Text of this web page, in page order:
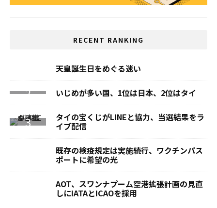
RECENT RANKING
天皇誕生日をめぐる迷い
いじめが多い国、1位は日本、2位はタイ
タイの宝くじがLINEと協力、当選結果をラ
イブ配信
既存の検疫規定は実施続行、ワクチンパス
ポートに希望の光
AOT、スワンナプーム空港拡張計画の見直
しにIATAとICAOを採用